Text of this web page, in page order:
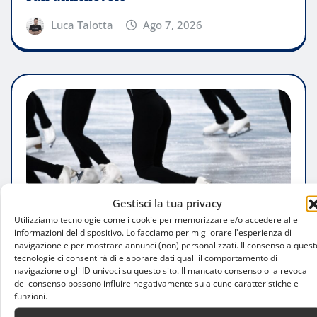
Gestisci la tua privacy
Utilizziamo tecnologie come i cookie per memorizzare e/o accedere alle
informazioni del dispositivo. Lo facciamo per migliorare l'esperienza di
navigazione e per mostrare annunci (non) personalizzati. Il consenso a
tecnologie ci consentirà di elaborare dati quali il comportamento di
navigazione o gli ID univoci su questo sito. Il mancato consenso o la revoca
del consenso possono influire negativamente su alcune caratteristiche e
funzioni.
Luca Talotta Ago 7, 2026
ATTUALITÀ